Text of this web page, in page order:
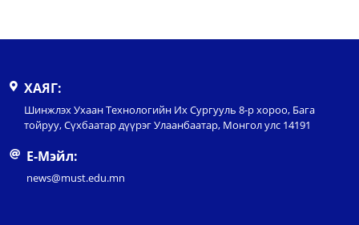
ХАЯГ:
Шинжлэх Ухаан Технологийн Их Сургууль 8-р хороо, Бага
тойруу, Сүхбаатар дүүрэг Улаанбаатар, Монгол улс 14191
Е-Мэйл:
news@must.edu.mn